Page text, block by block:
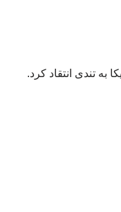
به تندی انتقاد کرد.